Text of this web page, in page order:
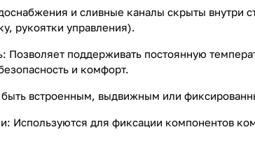
и сливные каналы скрыты внутри
рукоятки управления).
Позволяет поддерживать постоянную
и комфорт.
встроенным, выдвижным или
Используются для фиксации компонентов